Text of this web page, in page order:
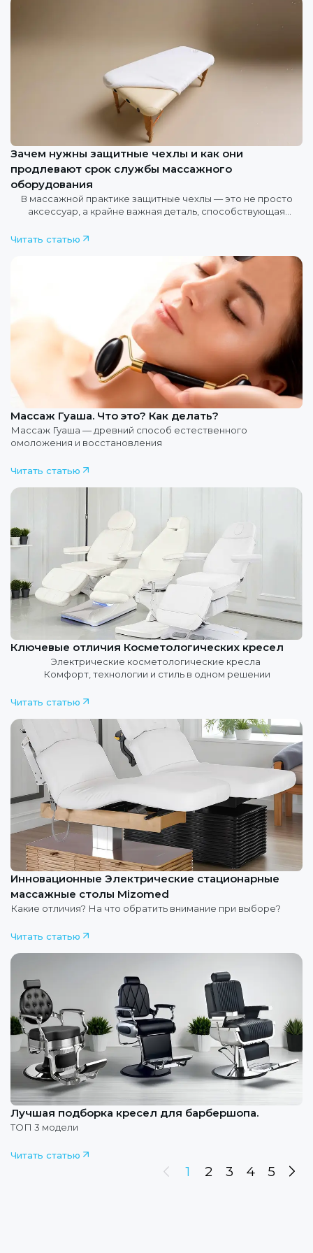
Зачем нужны защитные чехлы и как они
продлевают срок службы массажного
оборудования
В массажной практике защитные чехлы — это не просто
аксессуар, а крайне важная деталь, способствующая
Читать статью
Массаж Гуаша. Что это? Как делать?
Массаж Гуаша — древний способ естественного
омоложения и восстановления
Читать статью
Ключевые отличия Косметологических кресел
Электрические косметологические кресла
Комфорт, технологии и стиль в одном решении
Читать статью
Инновационные Электрические стационарные
массажные столы Mizomed
Какие отличия? На что обратить внимание при выборе?
Читать статью
Лучшая подборка кресел для барбершопа.
ТОП 3 модели
Читать статью
1
1 2 3 4 5